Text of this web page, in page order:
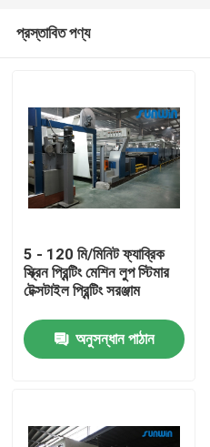
প্রস্তাবিত পণ্য
5 - 120 মি/মিনিট ফ্যাব্রিক
স্ক্রিন প্রিন্টিং মেশিন লুপ স্টিমার
টেক্সটাইল প্রিন্টিং সরঞ্জাম
অনুসন্ধান পাঠান